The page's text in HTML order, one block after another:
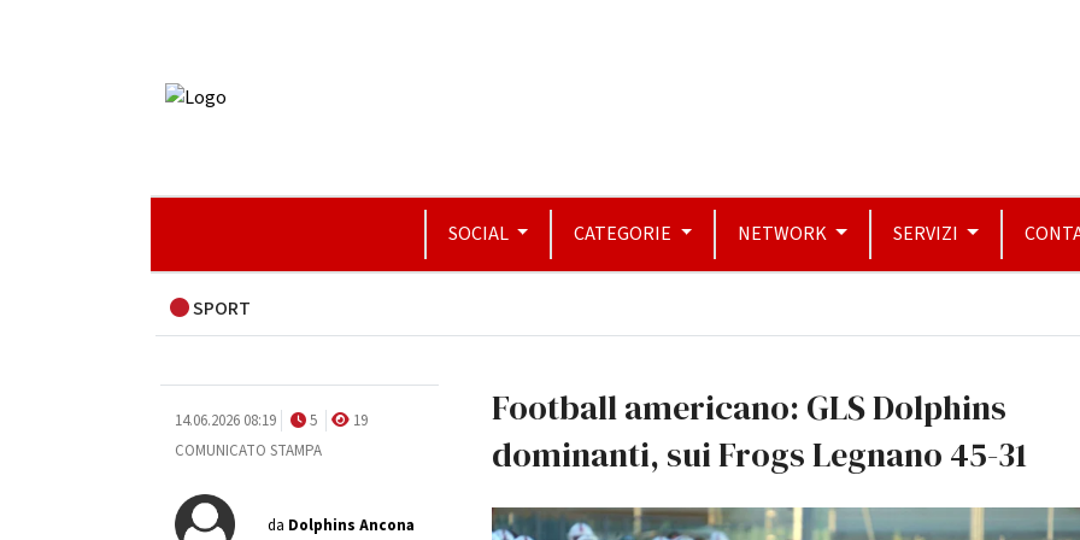
SOCIAL CATEGORIE NETWORK SERVIZI
SPORT
14.06.2026 08:19 5
19
COMUNICATO STAMPA
da Dolphins Ancona
Football americano: GLS Dolphins
dominanti, sui Frogs Legnano 45-31